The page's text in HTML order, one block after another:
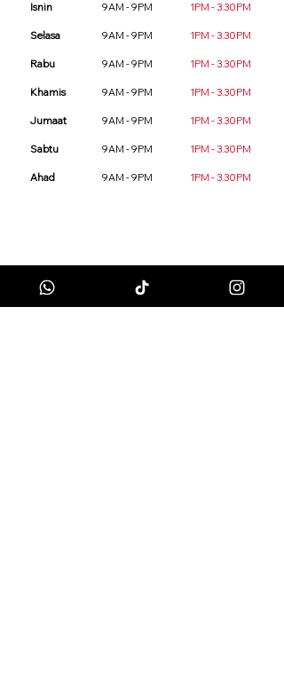
Isnin 9AM - 9PM
Selasa 9AM - 9PM
Rabu 9AM - 9PM
Khamis 9AM - 9PM
Jumaat 9AM - 9PM
Sabtu 9AM - 9PM
Ahad 9AM - 9PM
1PM - 3.30PM
1PM - 3.30PM
1PM - 3.30PM
1PM - 3.30PM
1PM - 3.30PM
1PM - 3.30PM
1PM - 3.30PM